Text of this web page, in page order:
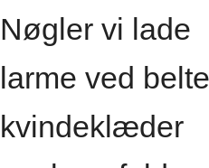
Nøgler vi lade
larme ved
kvindeklæder